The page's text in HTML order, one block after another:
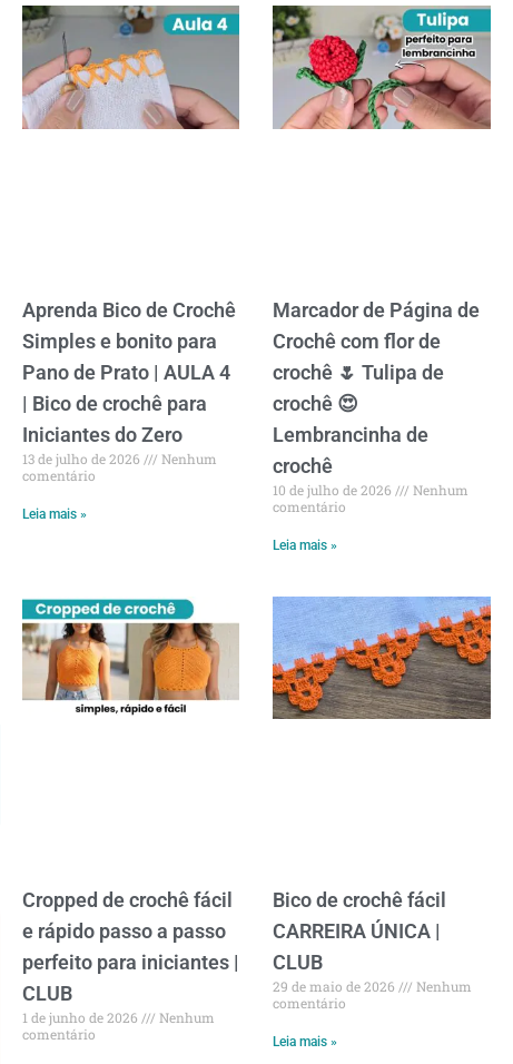
Aprenda Bico de Crochê
Simples e bonito para
Pano de Prato | AULA 4
| Bico de crochê para
Iniciantes do Zero
13 de julho de 2026
Nenhum
comentário
Leia mais »
Marcador de Página de
Crochê com flor de
crochê 🌷 Tulipa de
crochê 😍
Lembrancinha de
crochê
10 de julho de 2026
Nenhum
comentário
Leia mais »
Cropped de crochê fácil
e rápido passo a passo
perfeito para iniciantes |
CLUB
1 de junho de 2026
Nenhum
comentário
Bico de crochê fácil
CARREIRA ÚNICA |
CLUB
29 de maio de 2026
Nenhum
comentário
Leia mais »